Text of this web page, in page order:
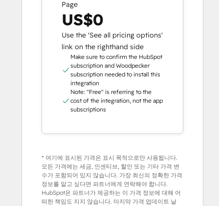
Page
US$0
Use the 'See all pricing options'
link on the righthand side
Make sure to confirm the HubSpot
subscription and Woodpecker
subscription needed to install this
integration
Note: "Free" is referring to the
cost of the integration, not the app
subscriptions
* 여기에 표시된 가격은 표시 목적으로만 사용됩니다.
모든 가격에는 세금, 인센티브, 할인 또는 기타 가격 변
수가 포함되어 있지 않습니다. 가장 최신의 정확한 가격
정보를 알고 싶다면 파트너에게 연락해야 합니다.
HubSpot은 파트너가 제공하는 이 가격 정보에 대해 어
떠한 책임도 지지 않습니다. 마지막 가격 업데이트 날